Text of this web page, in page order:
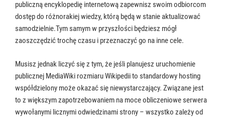
publiczną encyklopedię internetową zapewnisz swoim odbiorcom
dostęp do różnorakiej wiedzy, którą będą w stanie aktualizować
samodzielnie.Tym samym w przyszłości będziesz mógł
zaoszczędzić trochę czasu i przeznaczyć go na inne cele.
Musisz jednak liczyć się z tym, że jeśli planujesz uruchomienie
publicznej MediaWiki rozmiaru Wikipedii to standardowy hosting
współdzielony może okazać się niewystarczający. Związane jest
to z większym zapotrzebowaniem na moce obliczeniowe serwera
wywołanymi licznymi odwiedzinami strony – wszystko zależy od